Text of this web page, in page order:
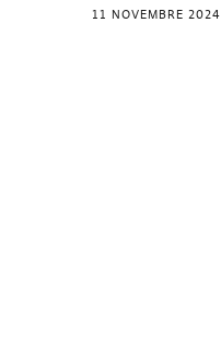
11 NOVEMBRE 2024